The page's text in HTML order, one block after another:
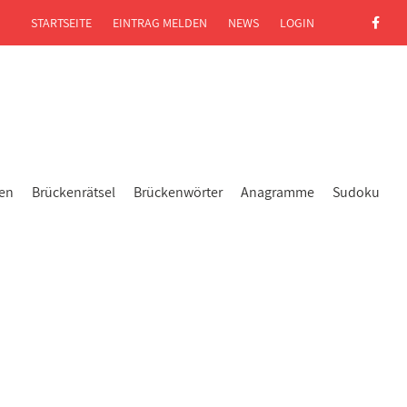
Brückenrätsel Brückenwörter Anagramme Sudoku
STARTSEITE EINTRAG MELDEN NEWS LOGIN